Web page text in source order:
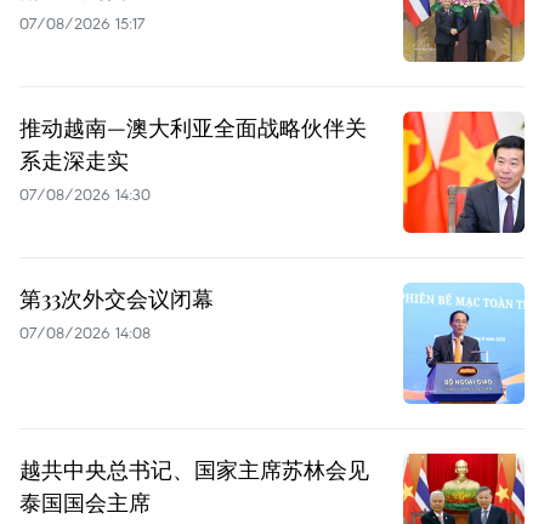
07/08/2026 15:17
推动越南—澳大利亚全面战略伙伴关
系走深走实
07/08/2026 14:30
第33次外交会议闭幕
07/08/2026 14:08
越共中央总书记、国家主席苏林会见
泰国国会主席